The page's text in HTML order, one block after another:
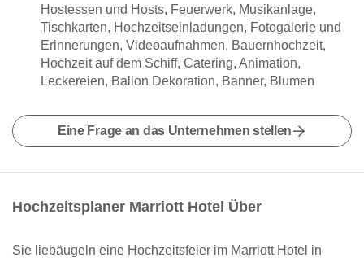
Hostessen und Hosts, Feuerwerk, Musikanlage,
Tischkarten, Hochzeitseinladungen, Fotogalerie und
Erinnerungen, Videoaufnahmen, Bauernhochzeit,
Hochzeit auf dem Schiff, Catering, Animation,
Leckereien, Ballon Dekoration, Banner, Blumen
Eine Frage an das Unternehmen stellen
Hochzeitsplaner Marriott Hotel Über
Sie liebäugeln eine Hochzeitsfeier im Marriott Hotel in